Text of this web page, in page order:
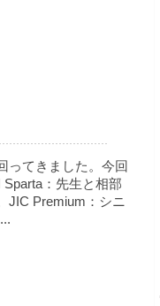
ってきました。今回
：先生と相部
JIC Premium：シニ